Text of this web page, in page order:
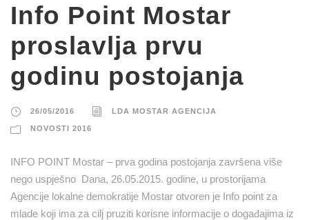
Info Point Mostar
proslavlja prvu
godinu postojanja
26/05/2016 LDA MOSTAR AGENCIJA
NOVOSTI 2016
INFO POINT Mostar – prva godina postojanja završena više
nego uspješno Dana, 26.05.2015. godine, u prostorijama
Agencije lokalne demokratije Mostar otvoren je Info point za
mlade koji ima za cilj pruziti korisne informacije o događajima iz